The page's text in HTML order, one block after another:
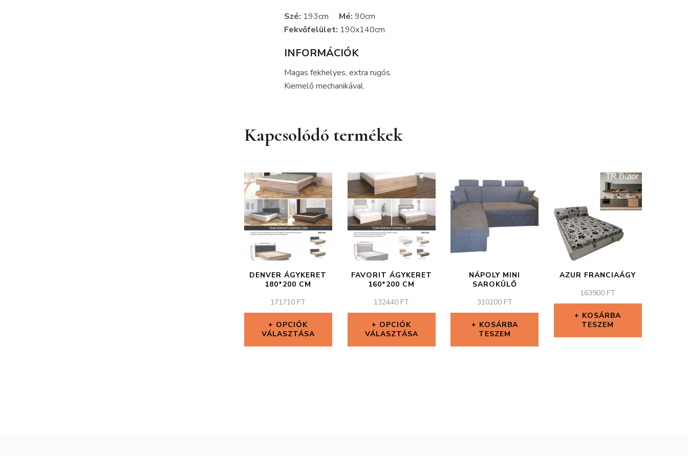
Szé: 193cm Mé: 90cm
Fekvőfelület: 190x140cm
INFORMÁCIÓK
Magas fekhelyes, extra rugós.
Kiemelő mechanikával.
Kapcsolódó termékek
DENVER ÁGYKERET
180*200 CM
171710 FT
OPCIÓK
VÁLASZTÁSA
FAVORIT ÁGYKERET
160*200 CM
132440 FT
OPCIÓK
VÁLASZTÁSA
NÁPOLY MINI
SAROKÜLŐ
310200 FT
KOSÁRBA
TESZEM
AZUR FRANCIAÁGY
163900 FT
KOSÁRBA
TESZEM